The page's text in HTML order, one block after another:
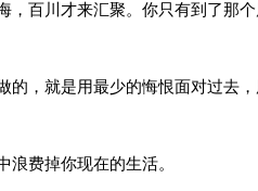
百川才来汇聚。你只有到了那个
，就是用最少的悔恨面对过去，
费掉你现在的生活。